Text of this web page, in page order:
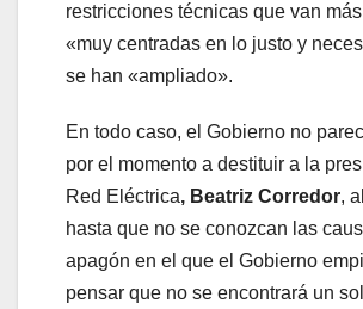
restricciones técnicas que van
«muy centradas en lo justo y
se han «ampliado».
En todo caso, el Gobierno no
por el momento a destituir a la
Red Eléctrica, Beatriz Corredor,
hasta que no se conozcan las
apagón en el que el Gobierno
pensar que no se encontrará un